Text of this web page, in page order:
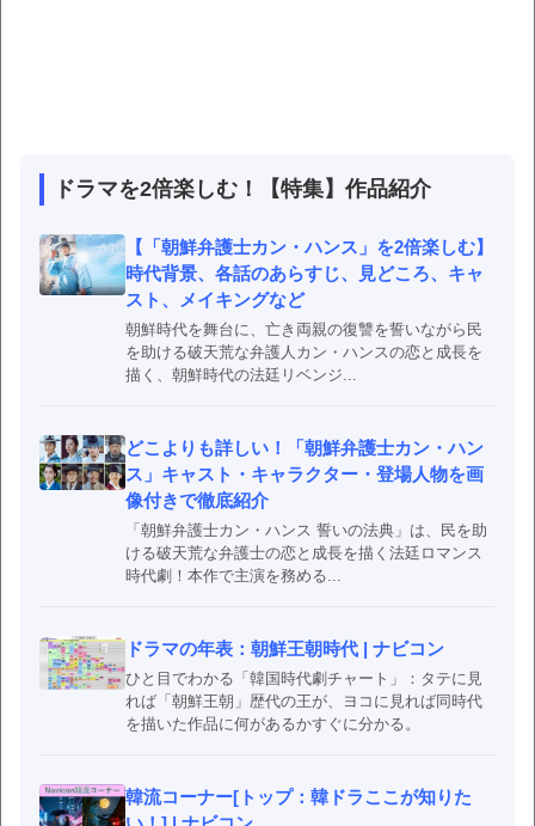
ドラマを2倍楽しむ！【特集】作品紹介
【「朝鮮弁護士カン・ハンス」を2倍楽しむ】
時代背景、各話のあらすじ、見どころ、キャ
スト、メイキングなど
朝鮮時代を舞台に、亡き両親の復讐を誓いながら民
を助ける破天荒な弁護人カン・ハンスの恋と成長を
描く、朝鮮時代の法廷リベンジ...
どこよりも詳しい！「朝鮮弁護士カン・ハン
ス」キャスト・キャラクター・登場人物を画
像付きで徹底紹介
「朝鮮弁護士カン・ハンス 誓いの法典」は、民を助
ける破天荒な弁護士の恋と成長を描く法廷ロマンス
時代劇！本作で主演を務める...
ドラマの年表：朝鮮王朝時代 | ナビコン
ひと目でわかる「韓国時代劇チャート」：タテに見
れば「朝鮮王朝」歴代の王が、ヨコに見れば同時代
を描いた作品に何があるかすぐに分かる。
韓流コーナー[トップ：韓ドラここが知りた